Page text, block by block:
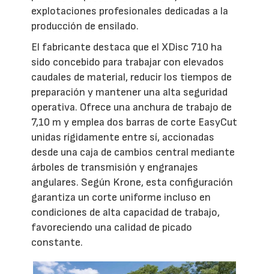
explotaciones profesionales dedicadas a la
producción de ensilado.
El fabricante destaca que el XDisc 710 ha
sido concebido para trabajar con elevados
caudales de material, reducir los tiempos de
preparación y mantener una alta seguridad
operativa. Ofrece una anchura de trabajo de
7,10 m y emplea dos barras de corte EasyCut
unidas rígidamente entre sí, accionadas
desde una caja de cambios central mediante
árboles de transmisión y engranajes
angulares. Según Krone, esta configuración
garantiza un corte uniforme incluso en
condiciones de alta capacidad de trabajo,
favoreciendo una calidad de picado
constante.